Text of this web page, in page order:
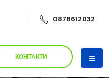
0878612032
КОНТАКТИ